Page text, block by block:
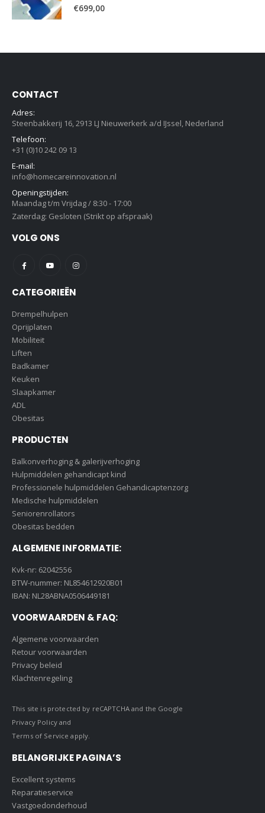
5.00out of 5
€699,00
CONTACT
Adres:
Steenbakkerij 16, 2913 LJ Nieuwerkerk a/d IJssel, Nederland
Telefoon:
+31 (0)10 242 09 13
E-mail:
info@homecareinnovation.nl
Openingstijden:
Maandag t/m Vrijdag / 8:30 - 17:00
Zaterdag: Gesloten (Strikt op afspraak)
VOLG ONS
CATEGORIEËN
Drempelhulpen
Oprijplaten
Mobiliteit
Liften
Badkamer
Keuken
Slaapkamer
ADL
Obesitas
PRODUCTEN
Balkonverhoging & galerijverhoging
Hulpmiddelen gehandicapt kind
Professionele hulpmiddelen Gehandicaptenzorg
Medische hulpmiddelen
Seniorenrollators
Obesitas bedden
ALGEMENE INFORMATIE:
Kvk-nr: 62042556
BTW-nummer: NL854612920B01
IBAN: NL28ABNA0506449181
VOORWAARDEN & FAQ:
Algemene voorwaarden
Retour voorwaarden
Privacy beleid
Klachtenregeling
This site is protected by reCAPTCHA and the Google
Privacy Policyand
Terms of Service apply.
BELANGRIJKE PAGINA’S
Excellent systems
Reparatieservice
Vastgoedonderhoud